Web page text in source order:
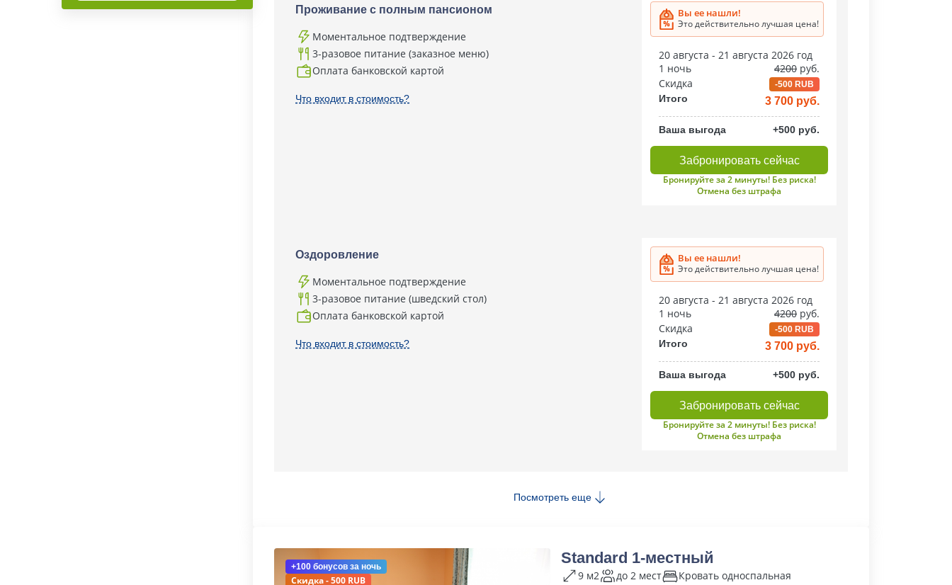
Проживание с полным пансионом
Моментальное подтверждение
3-разовое питание (заказное меню)
Оплата банковской картой
Что входит в стоимость?
Вы ее нашли!
Это действительно лучшая цена!
20 августа - 21 августа 2026 год
1 ночь
4200 руб.
Скидка
-500 RUB
Итого 3 700 руб.
Ваша выгода +500 руб.
Забронировать сейчас
Бронируйте за 2 минуты! Без риска!
Отмена без штрафа
Оздоровление
Моментальное подтверждение
3-разовое питание (шведский стол)
Оплата банковской картой
Что входит в стоимость?
Вы ее нашли!
Это действительно лучшая цена!
20 августа - 21 августа 2026 год
1 ночь
4200 руб.
Скидка
-500 RUB
Итого 3 700 руб.
Ваша выгода +500 руб.
Забронировать сейчас
Бронируйте за 2 минуты! Без риска!
Отмена без штрафа
Посмотреть еще
+100 бонусов за ночь
Скидка - 500 RUB
Standard 1-местный
9 м2 до 2 мест
Кровать односпальная